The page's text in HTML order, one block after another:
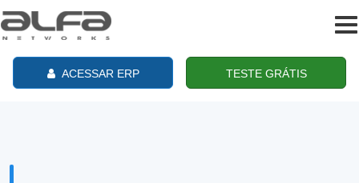
ACESSAR ERP TESTE GRÁTIS